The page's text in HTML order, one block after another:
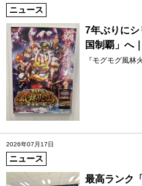
ニュース
7年ぶりに
国制覇」へ
『モグモグ風林
2026年07月17日
ニュース
最高ランク